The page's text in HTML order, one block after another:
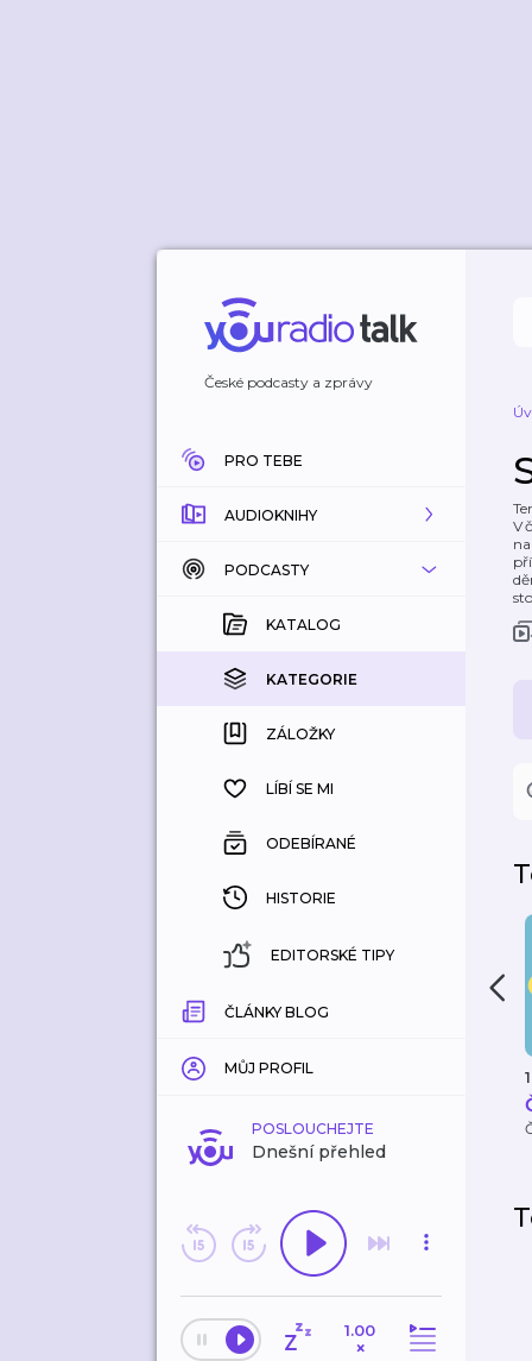
České podcasty a zprávy
PRO TEBE
AUDIOKNIHY
KATALOG
KOUPENÉ
KATEGORIE
ZÁLOŽKY
HISTORIE
PODCASTY
KATALOG
KATEGORIE
ZÁLOŽKY
LÍBÍ SE MI
ODEBÍRANÉ
HISTORIE
EDITORSKÉ TIPY
ČLÁNKY BLOG
MŮJ PROFIL
POSLOUCHEJTE
Dnešní přehled
1.00
×
V